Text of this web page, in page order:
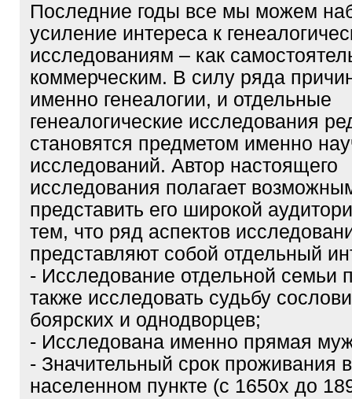
Последние годы все мы можем
усиление интереса к
исследованиям – как
коммерческим. В силу ряда
именно генеалогии, и отдельные
генеалогические исследования
становятся предметом именно
исследований. Автор настоящего
исследования полагает
представить его широкой
тем, что ряд аспектов
представляют собой отдельный
- Исследование отдельной семьи
также исследовать судьбу
боярских и однодворцев;
- Исследована именно прямая
- Значительный срок проживания
населенном пункте (с 1650х до